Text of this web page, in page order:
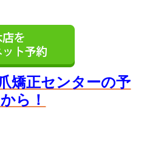
矯正センターの予
ら！